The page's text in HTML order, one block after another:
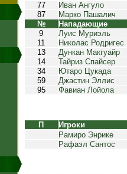
77
Иван Ангуло
87
Марко Пашалич
№
Нападающие
9
Луис Муриэль
11
Николас Родригес
13
Дункан Макгуайр
14
Тайриз Спайсер
34
Ютаро Цукада
59
Джастин Эллис
95
Фавиан Лойола
П
Игроки
Рамиро Энрике
Рафаэл Сантос